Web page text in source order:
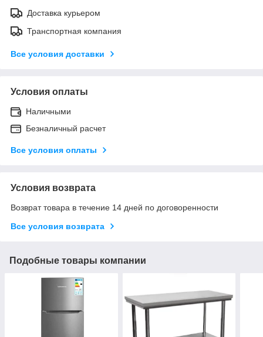
Доставка курьером
Транспортная компания
Все условия доставки
Условия оплаты
Наличными
Безналичный расчет
Все условия оплаты
Условия возврата
Возврат товара в течение 14 дней по договоренности
Все условия возврата
Подобные товары компании